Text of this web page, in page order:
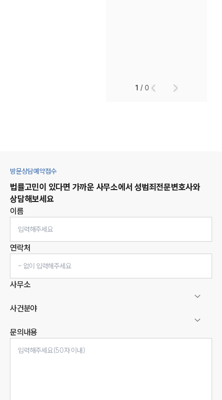
1 /0
방문상담예약접수
법률고민이 있다면 가까운 사무소에서 성범죄전문변호사와
상담해보세요
이름
연락처
사무소
사건분야
문의내용